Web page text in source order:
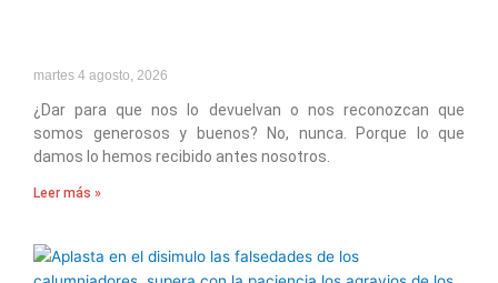
martes 4 agosto, 2026
¿Dar para que nos lo devuelvan o nos reconozcan que
somos generosos y buenos? No, nunca. Porque lo que
damos lo hemos recibido antes nosotros.
Leer más »